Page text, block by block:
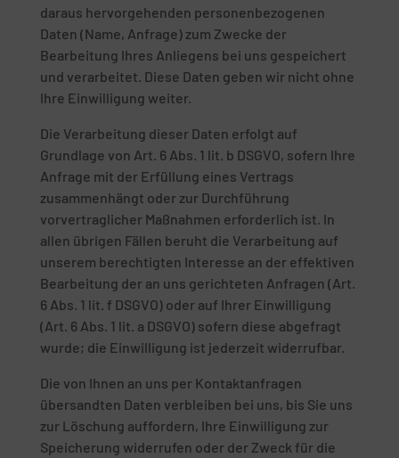
daraus hervorgehenden personenbezogenen
Daten (Name, Anfrage) zum Zwecke der
Bearbeitung Ihres Anliegens bei uns gespeichert
und verarbeitet. Diese Daten geben wir nicht ohne
Ihre Einwilligung weiter.
Die Verarbeitung dieser Daten erfolgt auf
Grundlage von Art. 6 Abs. 1 lit. b DSGVO, sofern Ihre
Anfrage mit der Erfüllung eines Vertrags
zusammenhängt oder zur Durchführung
vorvertraglicher Maßnahmen erforderlich ist. In
allen übrigen Fällen beruht die Verarbeitung auf
unserem berechtigten Interesse an der effektiven
Bearbeitung der an uns gerichteten Anfragen (Art.
6 Abs. 1 lit. f DSGVO) oder auf Ihrer Einwilligung
(Art. 6 Abs. 1 lit. a DSGVO) sofern diese abgefragt
wurde; die Einwilligung ist jederzeit widerrufbar.
Die von Ihnen an uns per Kontaktanfragen
übersandten Daten verbleiben bei uns, bis Sie uns
zur Löschung auffordern, Ihre Einwilligung zur
Speicherung widerrufen oder der Zweck für die